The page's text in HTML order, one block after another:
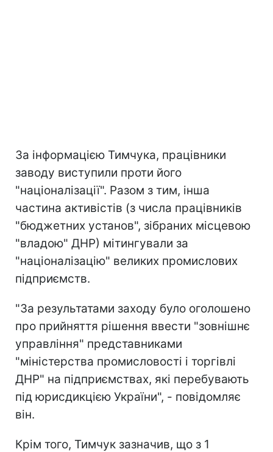
За інформацією Тимчука, працівники
заводу виступили проти його
"націоналізації". Разом з тим, інша
частина активістів (з числа працівників
"бюджетних установ", зібраних місцевою
"владою" ДНР) мітингували за
"націоналізацію" великих промислових
підприємств.
"За результатами заходу було оголошено
про прийняття рішення ввести "зовнішнє
управління" представниками
"міністерства промисловості і торгівлі
ДНР" на підприємствах, які перебувають
під юрисдикцією України", - повідомляє
він.
Крім того, Тимчук зазначив, що з 1